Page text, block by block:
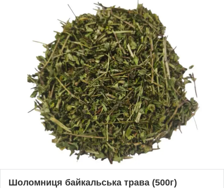
Шоломниця байкальська трава (500г)